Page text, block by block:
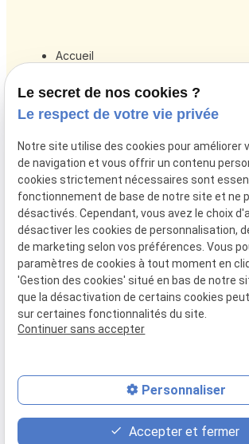
Accueil
Droit de la famille
Actualités
Honoraires
Contact
Mentions
légales
Politique de
confidentialité
des
Siret :34523489200023
place contact_page
Le secret de nos cookies ?
Le respect de votre vie privée
Notre site utilise des cookies pour améliorer
de navigation et vous offrir un contenu
cookies strictement nécessaires sont
fonctionnement de base de notre site et ne
désactivés. Cependant, vous avez le choix
désactiver les cookies de personnalisation,
de marketing selon vos préférences. Vous
paramètres de cookies à tout moment en
'Gestion des cookies' situé en bas de notre
que la désactivation de certains cookies
sur certaines fonctionnalités du site.
Continuer sans accepter
Personnaliser
Accepter et fermer